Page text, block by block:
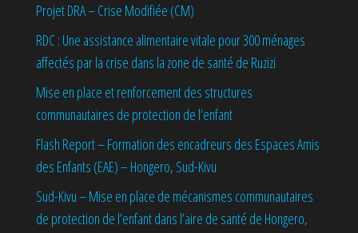
Projet DRA – Crise Modifiée (CM)
RDC : Une assistance alimentaire vitale pour 300 ménages
affectés par la crise dans la zone de santé de Ruzizi
Mise en place et renforcement des structures
communautaires de protection de l’enfant
Flash Report – Formation des encadreurs des Espaces Amis
des Enfants (EAE) – Hongero, Sud-Kivu
Sud-Kivu – Mise en place de mécanismes communautaires
de protection de l’enfant dans l’aire de santé de Hongero,